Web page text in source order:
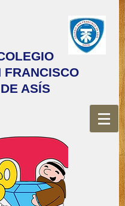
FRANCISCO
DE ASÍS